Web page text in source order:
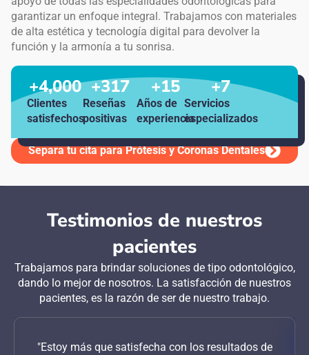
garantizar un enfoque integral. Trabajamos con materiales
de alta estética y tecnología digital para devolver la
función y la armonía a tu sonrisa.
Clientes
satisfechos
+4,000
Reseñas
positivas
+317
Años de
experiencia
+15
Servicios
especializados
+7
Separa tu cita para Prótesis y Coronas Dentales
Testimonios de nuestros
pacientes
Trabajamos para brindar soluciones de tipo odontológico,
dando lo mejor de nosotros. La satisfacción de nuestros
pacientes, es la razón de ser de nuestro trabajo.
"Estoy más que satisfecha con los resultados de